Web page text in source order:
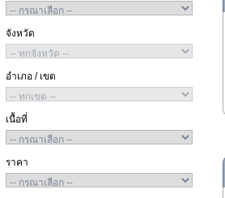
จังหวัด
อำเภอ / เขต
เนื้อที่
ราคา